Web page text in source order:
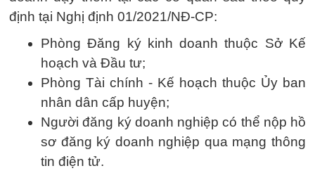
định tại Nghị định 01/2021/NĐ-CP:
Phòng Đăng ký kinh doanh thuộc Sở Kế
hoạch và Đầu tư;
Phòng Tài chính - Kế hoạch thuộc Ủy ban
nhân dân cấp huyện;
Người đăng ký doanh nghiệp có thể nộp hồ
sơ đăng ký doanh nghiệp qua mạng thông
tin điện tử.